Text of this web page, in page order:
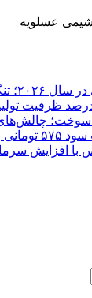
عسلویه
چراغ سبز برای توسعه